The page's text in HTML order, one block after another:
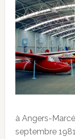
à Angers-
septembre